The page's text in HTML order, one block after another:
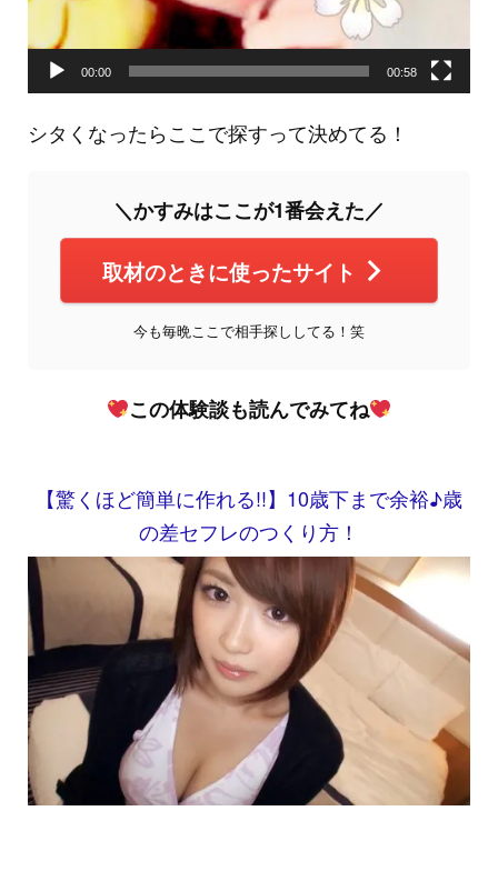
00:00 00:58
シタくなったらここで探すって決めてる！
＼かすみはここが1番会えた／
取材のときに使ったサイト
今も毎晩ここで相手探ししてる！笑
この体験談も読んでみてね
【驚くほど簡単に作れる!!】10歳下まで余裕♪歳
の差セフレのつくり方！